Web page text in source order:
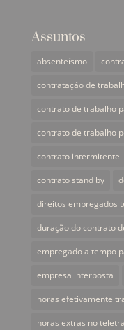
Assuntos
absenteísmo
contratação de
contrato de trabalho
contrato de trabalho
contrato intermitente
contrato stand by
direitos empregados
duração do contrato
empregado a tempo
empresa interposta
horas efetivamente
horas extras no